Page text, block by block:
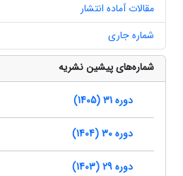
مقالات آماده انتشار
شماره جاری
شماره‌های پیشین نشریه
دوره 31 (1405)
دوره 30 (1404)
دوره 29 (1403)